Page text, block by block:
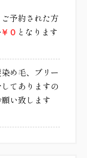
予約された方
￥０ となります
め毛、ブリー
てありますの
い致します